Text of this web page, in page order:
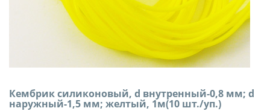
Кембрик силиконовый, d внутренный-0,8 мм; d
наружный-1,5 мм; желтый, 1м(10 шт./уп.)